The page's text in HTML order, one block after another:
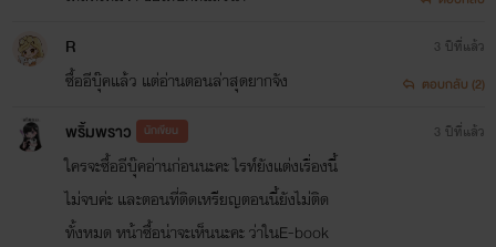
R
ซื้ออีบุ๊คแล้ว แต่อ่านตอนล่าสุดยากจัง
3 ปีที่แล้ว
ตอบกลับ (2)
พริ้มพราว นักเขียน
ใครจะซื้ออีบุ๊คอ่านก่อนนะคะ ไรท์ยังแต่งเรื่องนี้
ไม่จบค่ะ และตอนที่ติดเหรียญตอนนี้ยังไม่ติด
ทั้งหมด หน้าซื้อน่าจะเห็นนะคะ ว่าในE-book
3 ปีที่แล้ว